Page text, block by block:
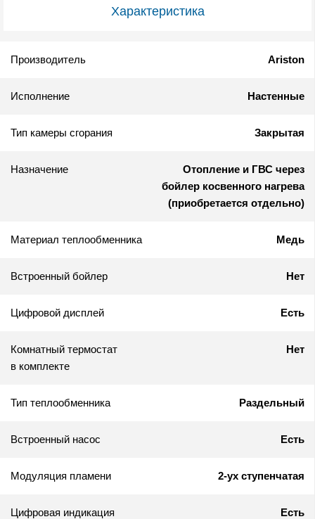
Характеристика
Производитель Ariston
Исполнение Настенные
Тип камеры сгорания Закрытая
Назначение
Отопление и ГВС через
бойлер косвенного нагрева
(приобретается отдельно)
Материал теплообменника Медь
Встроенный бойлер Нет
Цифровой дисплей Есть
Комнатный термостат
в комплекте
Нет
Тип теплообменника Раздельный
Встроенный насос Есть
Модуляция пламени 2-ух ступенчатая
Цифровая индикация
Есть